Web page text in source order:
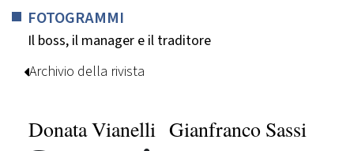
FOTOGRAMMI
Il boss, il manager e il traditore
Archivio della rivista
Donata Vianelli Gianfranco Sassi